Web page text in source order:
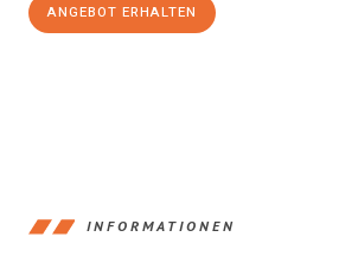
ANGEBOT ERHALTEN
INFORMATIONEN